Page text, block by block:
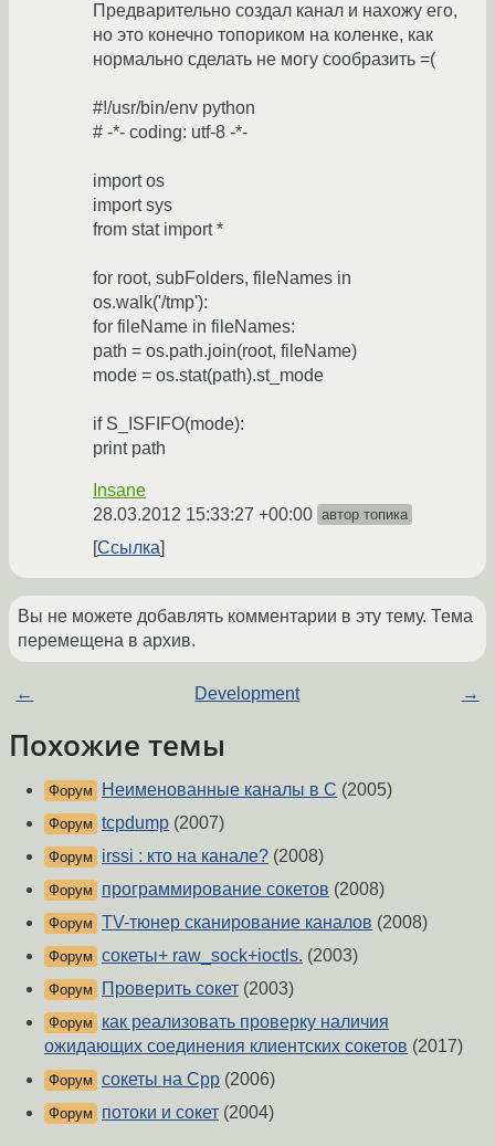
Предварительно создал канал и нахожу его,
но это конечно топориком на коленке, как
нормально сделать не могу сообразить =(
#!/usr/bin/env python
# -*- coding: utf-8 -*-
import os
import sys
from stat import *
for root, subFolders, fileNames in
os.walk('/tmp'):
for fileName in fileNames:
path = os.path.join(root, fileName)
mode = os.stat(path).st_mode
if S_ISFIFO(mode):
print path
Insane
28.03.2012 15:33:27 +00:00 автор топика
Ссылка
Вы не можете добавлять комментарии в эту тему. Тема
перемещена в архив.
← Development →
Похожие темы
Форум Неименованные каналы в С (2005)
Форум tcpdump (2007)
Форум irssi : кто на канале? (2008)
Форум программирование сокетов (2008)
Форум TV-тюнер сканирование каналов (2008)
Форум сокеты+ raw_sock+ioctls. (2003)
Форум Проверить сокет (2003)
Форум
как реализовать проверку наличия
ожидающих соединения клиентских сокетов (2017)
Форум сокеты на Cpp (2006)
Форум потоки и сокет (2004)